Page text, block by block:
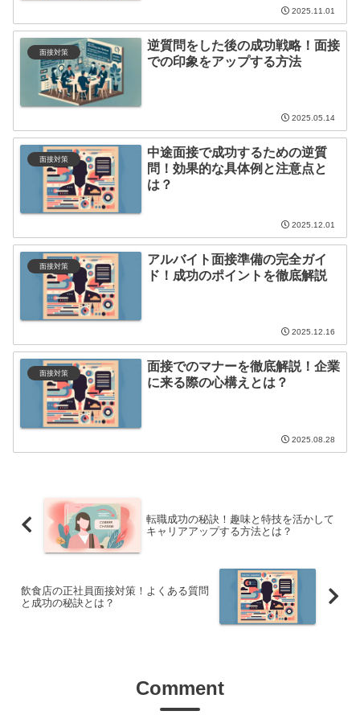
2025.11.01
面接対策
逆質問をした後の成功戦略！面接
での印象をアップする方法
2025.05.14
面接対策
中途面接で成功するための逆質
問！効果的な具体例と注意点と
は？
2025.12.01
面接対策
アルバイト面接準備の完全ガイ
ド！成功のポイントを徹底解説
2025.12.16
面接対策
面接でのマナーを徹底解説！企業
に来る際の心構えとは？
2025.08.28
転職成功の秘訣！趣味と特技を活かして
キャリアアップする方法とは？
飲食店の正社員面接対策！よくある質問
と成功の秘訣とは？
Comment